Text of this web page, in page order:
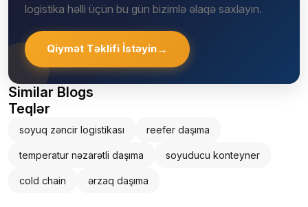
logistika həlli üçün bu gün bizimlə əlaqə saxlayın.
Qiymət Təklifi İstəyin
Similar Blogs
Teqlər
soyuq zəncir logistikası reefer daşıma
temperatur nəzarətli daşıma soyuducu konteyner
cold chain ərzaq daşıma